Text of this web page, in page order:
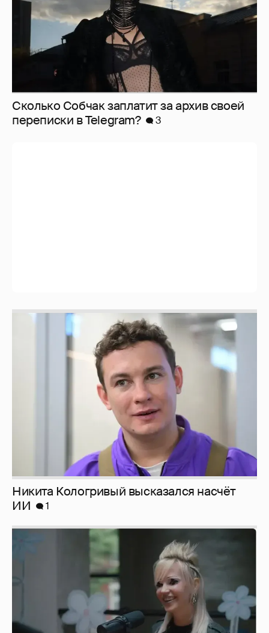
Сколько Собчак заплатит за архив своей
перeписки в Telegram?
3
Никита Кологривый высказался насчёт
ИИ
1